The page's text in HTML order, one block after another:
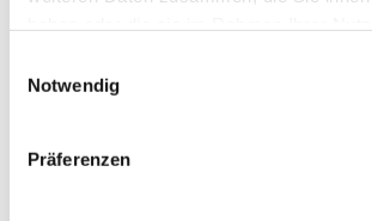
Notwendig
Präferenzen